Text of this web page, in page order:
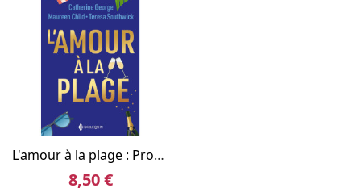
L'amour à la plage : Promesses sur une île / La maison sur la plage / L'amant grec
8,50 €